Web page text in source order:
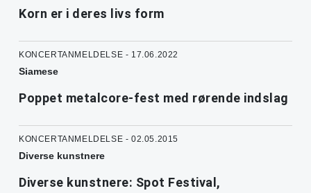
Korn er i deres livs form
KONCERTANMELDELSE - 17.06.2022
Siamese
Poppet metalcore-fest med rørende indslag
KONCERTANMELDELSE - 02.05.2015
Diverse kunstnere
Diverse kunstnere: Spot Festival,